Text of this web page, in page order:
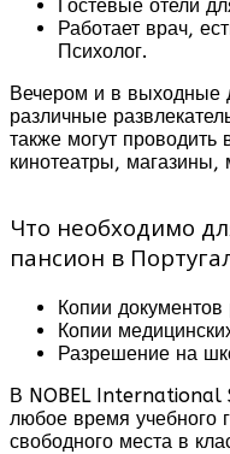
Гостевые отели
Работает врач,
Психолог.
Вечером и в выходные
различные
также могут
кинотеатры, магазины,
Что необходимо
пансион в
Копии документов
Копии
Разрешение на
В NOBEL International
любое время учебного
свободного места в